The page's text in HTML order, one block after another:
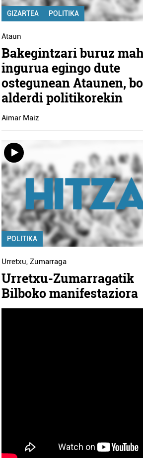
GIZARTEA POLITIKA
Ataun
Bakegintzari buruz
ingurua egingo dute
ostegunean Ataunen,
alderdi politikorekin
Aimar Maiz
POLITIKA
Urretxu,Zumarraga
Urretxu-Zumarragatik
Bilboko manifestaziora